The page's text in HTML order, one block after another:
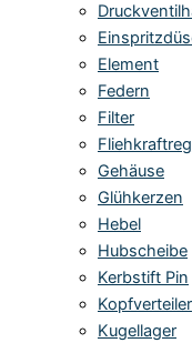
Element
Federn
Filter
Gehäuse
Glühkerzen
Hebel
Hubscheibe
Kerbstift Pin
Kopfverteiler
Kugellager